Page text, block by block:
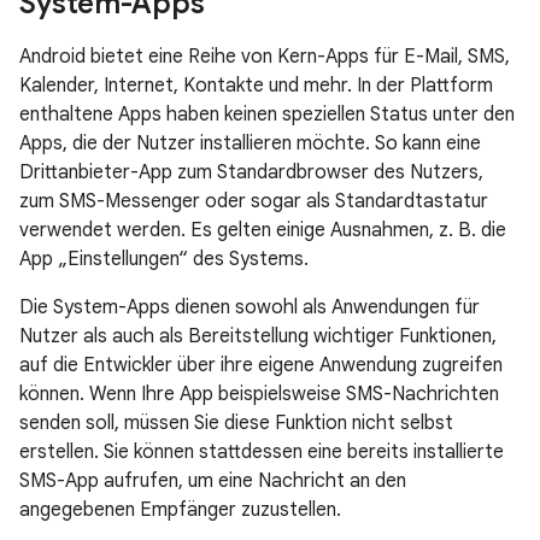
Android bietet eine Reihe von Kern-Apps für E-Mail, SMS,
Kalender, Internet, Kontakte und mehr. In der Plattform
enthaltene Apps haben keinen speziellen Status unter den
Apps, die der Nutzer installieren möchte. So kann eine
Drittanbieter-App zum Standardbrowser des Nutzers,
zum SMS-Messenger oder sogar als Standardtastatur
verwendet werden. Es gelten einige Ausnahmen, z. B. die
App „Einstellungen“ des Systems.
Die System-Apps dienen sowohl als Anwendungen für
Nutzer als auch als Bereitstellung wichtiger Funktionen,
auf die Entwickler über ihre eigene Anwendung zugreifen
können. Wenn Ihre App beispielsweise SMS-Nachrichten
senden soll, müssen Sie diese Funktion nicht selbst
erstellen. Sie können stattdessen eine bereits installierte
SMS-App aufrufen, um eine Nachricht an den
angegebenen Empfänger zuzustellen.